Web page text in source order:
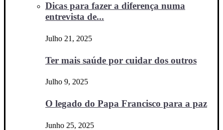
Dicas para fazer a diferença numa
entrevista de...
Julho 21, 2025
Ter mais saúde por cuidar dos outros
Julho 9, 2025
O legado do Papa Francisco para a paz
Junho 25, 2025